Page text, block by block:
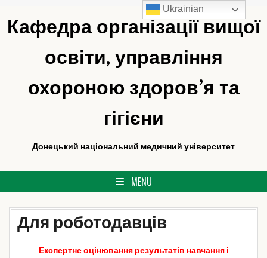
Кафедра організації вищої
освіти, управління
охороною здоров’я та
гігієни
Донецький національний медичний університет
MENU
Для роботодавців
Експертне оцінювання результатів навчання і
Ukrainian